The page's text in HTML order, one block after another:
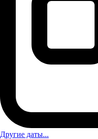
Другие даты...